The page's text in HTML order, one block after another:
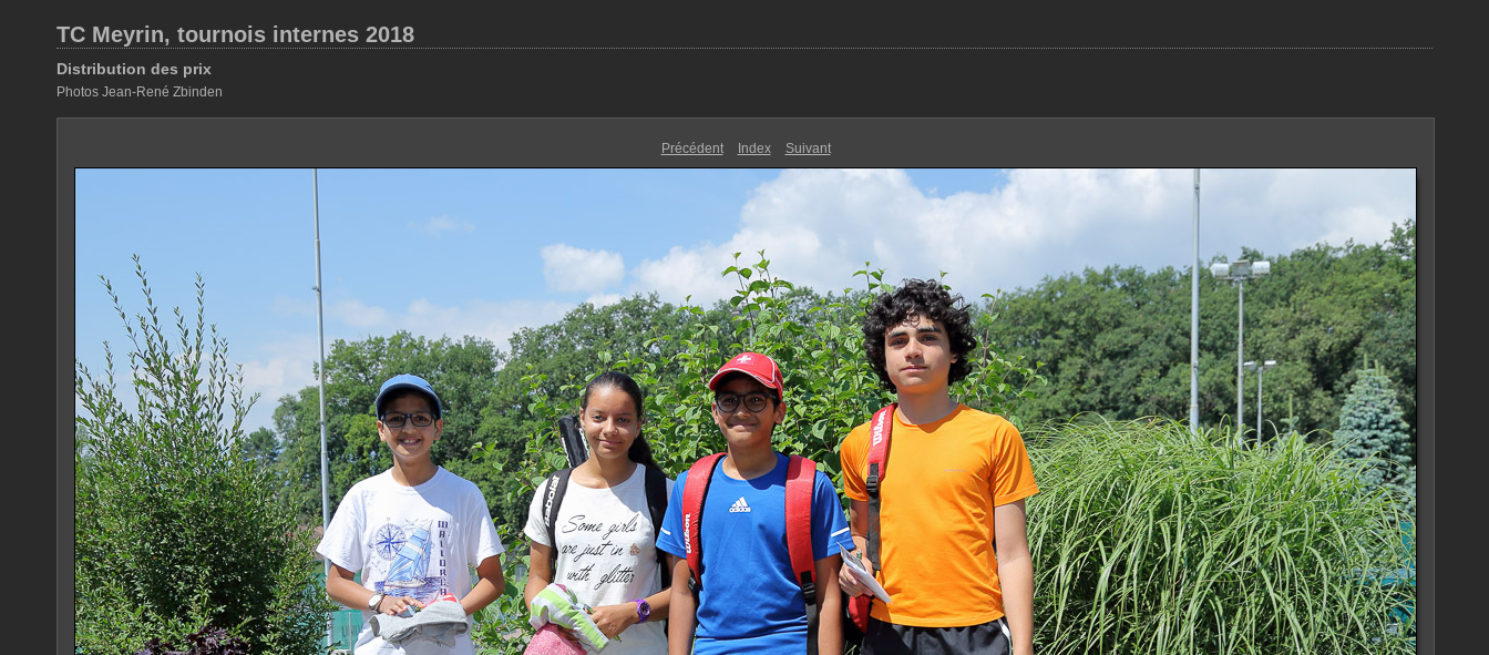
TC Meyrin, tournois internes 2018
Distribution des prix
Photos Jean-René Zbinden
Précédent Index Suivant